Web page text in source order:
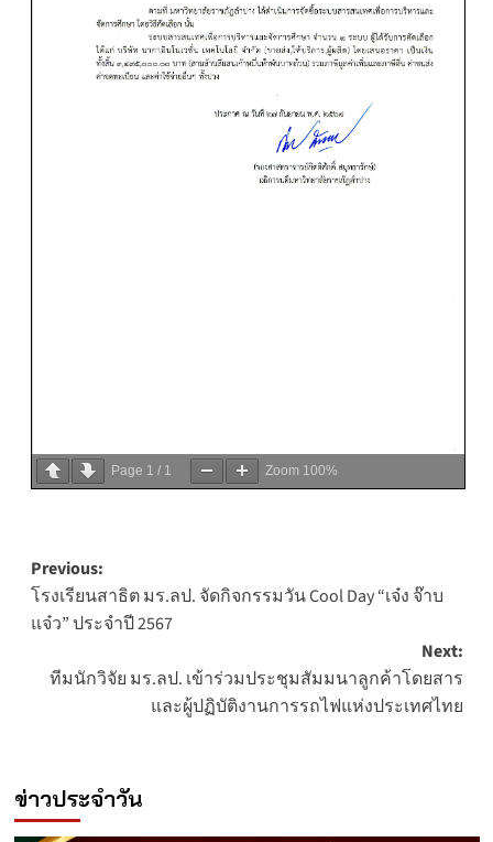
Page 1 / 1 Zoom 100%
Post
navigation
Previous:
โรงเรียนสาธิต มร.ลป. จัดกิจกรรมวัน Cool Day “เจ๋ง จ๊าบ
แจ๋ว” ประจำปี 2567
Next:
ทีมนักวิจัย มร.ลป. เข้าร่วมประชุมสัมมนาลูกค้าโดยสาร
และผู้ปฏิบัติงานการรถไฟแห่งประเทศไทย
ข่าวประจำวัน